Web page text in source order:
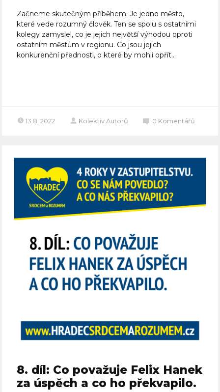
Začneme skutečným příběhem. Je jedno město,
které vede rozumný člověk. Ten se spolu s ostatními
kolegy zamyslel, co je jejich největší výhodou oproti
ostatním městům v regionu. Co jsou jejich
konkurenční přednosti, o které by mohli opřít...
13.8. 2022 Kolektiv Autorů 0 Komentářů
8. díl: Co považuje Felix Hanek
za úspěch a co ho překvapilo.